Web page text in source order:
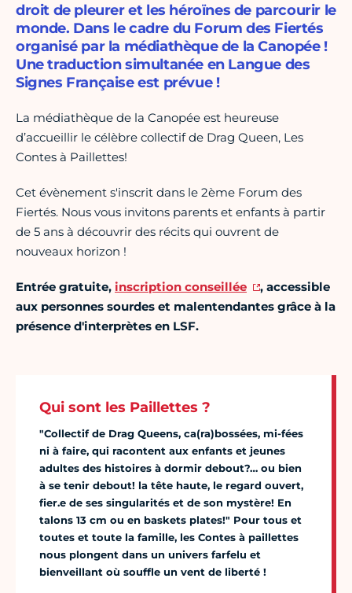
droit de pleurer et les héroïnes de parcourir le
monde. Dans le cadre du Forum des Fiertés
organisé par la médiathèque de la Canopée !
Une traduction simultanée en Langue des
Signes Française est prévue !
La médiathèque de la Canopée est heureuse
d’accueillir le célèbre collectif de Drag Queen, Les
Contes à Paillettes!
Cet évènement s'inscrit dans le 2ème Forum des
Fiertés. Nous vous invitons parents et enfants à partir
de 5 ans à découvrir des récits qui ouvrent de
nouveaux horizon !
Entrée gratuite, inscription conseillée
, accessible
aux personnes sourdes et malentendantes grâce à la
présence d'interprètes en LSF.
Qui sont les Paillettes ?
"Collectif de Drag Queens, ca(ra)bossées, mi-fées
ni à faire, qui racontent aux enfants et jeunes
adultes des histoires à dormir debout?… ou bien
à se tenir debout! la tête haute, le regard ouvert,
fier.e de ses singularités et de son mystère! En
talons 13 cm ou en baskets plates!" Pour tous et
toutes et toute la famille, les Contes à paillettes
nous plongent dans un univers farfelu et
bienveillant où souffle un vent de liberté !